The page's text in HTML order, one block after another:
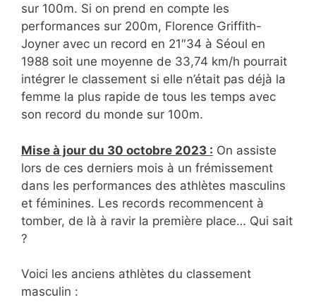
sur 100m. Si on prend en compte les
performances sur 200m, Florence Griffith-
Joyner avec un record en 21″34 à Séoul en
1988 soit une moyenne de 33,74 km/h pourrait
intégrer le classement si elle n’était pas déjà la
femme la plus rapide de tous les temps avec
son record du monde sur 100m.
Mise à jour du 30 octobre 2023 : On assiste
lors de ces derniers mois à un frémissement
dans les performances des athlètes masculins
et féminines. Les records recommencent à
tomber, de là à ravir la première place… Qui sait
?
Voici les anciens athlètes du classement
masculin :